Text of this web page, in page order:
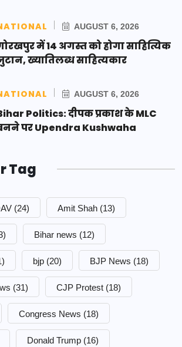
AUGUST 6, 2026
में 14 अगस्त को होगा साहित्यिक
ख्यातिलब्ध साहित्यकार
AUGUST 6, 2026
Politics: दीपक प्रकाश के MLC
पर Upendra Kushwaha
Tag
(24) Amit Shah (13)
Bihar news (12)
bjp (20) BJP News (18)
(31) CJP Protest (18)
Congress News (18)
Donald Trump (16)